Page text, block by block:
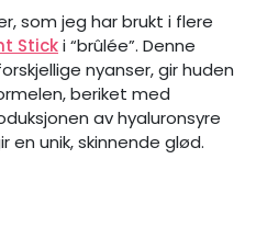
som jeg har brukt i flere
Sticki “brûlée”. Denne
nyanser, gir huden
beriket med
av hyaluronsyre
en unik, skinnende glød.